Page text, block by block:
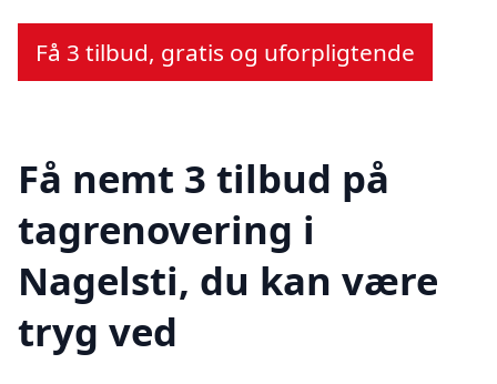
Få 3 tilbud, gratis og uforpligtende
Få nemt 3 tilbud på
tagrenovering i
Nagelsti, du kan være
tryg ved